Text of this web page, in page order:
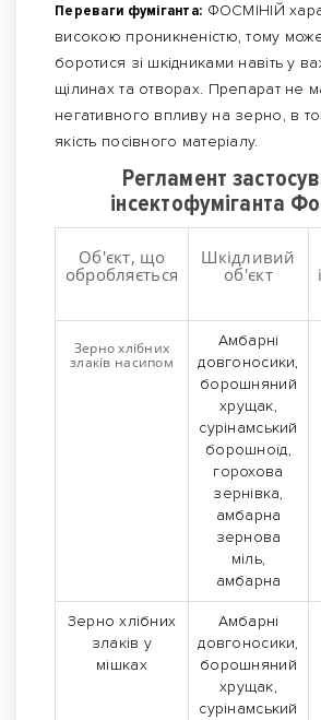
Переваги фуміганта: ФОСМІНІЙ
високою проникненістю, тому
боротися зі шкідниками навіть у
щілинах та отворах. Препарат не
негативного впливу на зерно, в
якість посівного матеріалу.
Регламент
інсектофуміганта
Об'єкт, що
обробляється
Шкідливий
об'єкт
Зерно хлібних
злаків насипом
Амбарні
довгоносики,
борошняний
хрущак,
сурінамський
борошноїд,
горохова
зернівка,
амбарна
зернова
міль,
амбарна
Зерно хлібних
злаків у
мішках
Амбарні
довгоносики,
борошняний
хрущак,
сурінамський